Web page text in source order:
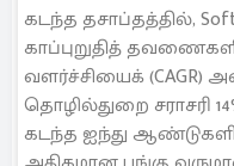
கடந்த தசாப்தத்தில்,
காப்புறுதித்
வளர்ச்சியைக் (CAGR)
தொழில்துறை சராசரி
கடந்த ஐந்து